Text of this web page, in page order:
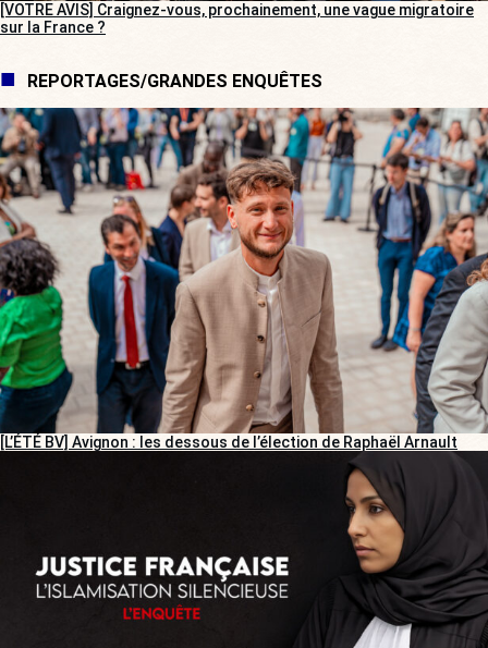
[VOTRE AVIS] Craignez-vous, prochainement, une vague migratoire
sur la France ?
REPORTAGES/GRANDES ENQUÊTES
[L’ÉTÉ BV] Avignon : les dessous de l’élection de Raphaël Arnault